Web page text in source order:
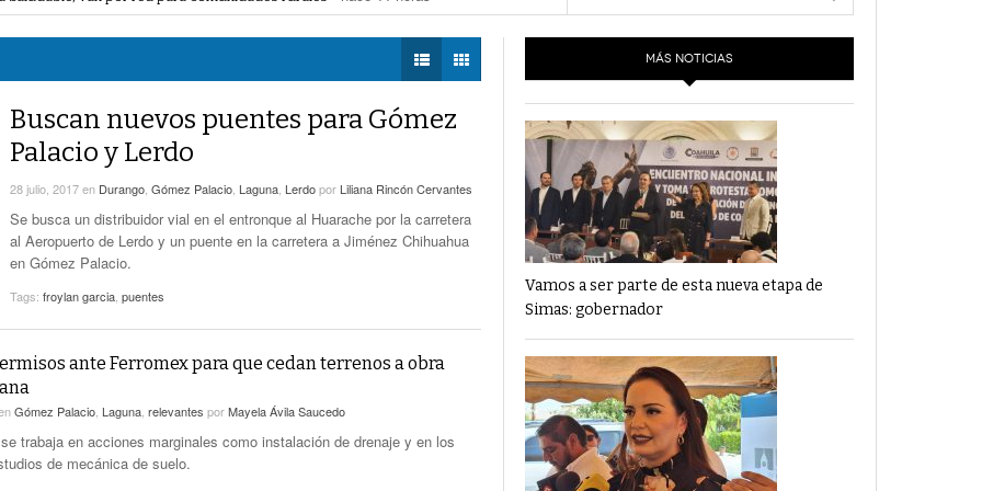
Avance De 33 Por Ciento- hace 13 horas -
No Hubo Daños A Obras Del Sistema Vial
Abastos- Independencia Por Las Lluvias
Coparmex Laguna Se Reunirá Con CFE La
Próxima Semana
TWEETS AND
LA MEJOR 97.1
Financiamiento’ Por PC29
‘La Laguna: Bomba De Tiempo Por Falta De
Planeación’ Por PC29- 17 mayo, 2021
‘Las Corrupciones, Sus Formas Y Efectos’ Por
PC29- 7 mayo, 2021
ciudadano a 50 jueces en 2028- hace 12 horas -
Lerdo; cámaras captan a responsables- hace 12 horas -
de lotes baldíos
Buscan nuevos puentes para Gómez
Palacio y Lerdo
28 julio, 2017en Durango Gómez Palacio Laguna Lerdopor Liliana Rincón Cervantes
Se busca un distribuidor vial en el entronque al Huarache por la carretera
al Aeropuerto de Lerdo y un puente en la carretera a Jiménez Chihuahua
en Gómez Palacio.
Tags: froylan garcia puentes
ante Ferromex para que cedan terrenos a obra
Gómez Palacio Laguna relevantes porMayela Ávila Saucedo
trabaja en acciones marginales como instalación de drenaje y en los
de mecánica de suelo.
MÁS NOTICIAS
Vamos a ser parte de esta nueva etapa de
Simas: gobernador